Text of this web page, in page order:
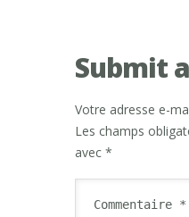
Submit
Votre adresse e-
Les champs
avec *